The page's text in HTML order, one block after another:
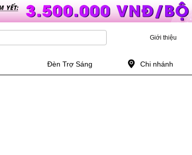
Giới thiệu
Đèn Trợ Sáng Chi nhánh